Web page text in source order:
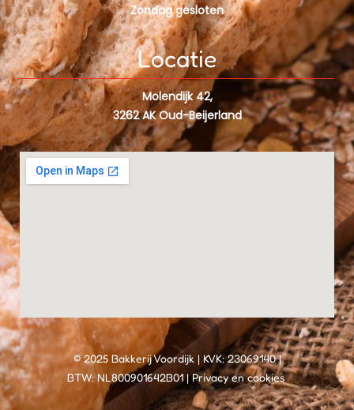
Zondaggesloten
Locatie
Molendijk 42,
3262 AK Oud-Beijerland
© 2025 Bakkerij Voordijk | KVK: 23069140 |
BTW: NL800901642B01 | Privacy en cookies ​